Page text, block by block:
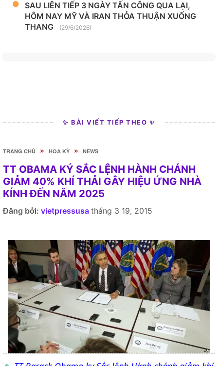
SAU LIÊN TIẾP 3 NGÀY TẤN CÔNG QUA LẠI,
HÔM NAY MỸ VÀ IRAN THỎA THUẬN XUỐNG
THANG
(29/6/2026)
✨ BÀI VIẾT TIẾP THEO ✨
TRANG CHỦ » HOA KỲ » NEWS
TT OBAMA KÝ SẮC LỆNH HÀNH CHÁNH
GIẢM 40% KHÍ THẢI GÂY HIỆU ỨNG NHÀ
KÍNH ĐẾN NĂM 2025
Đăng bởi: vietpressusa tháng 3 19, 2015